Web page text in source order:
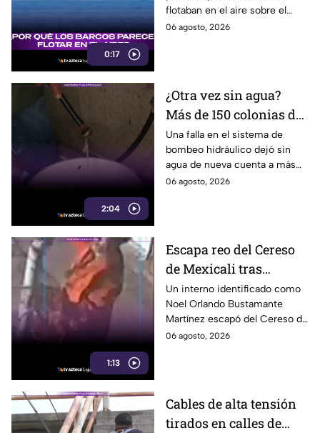
0:17
sociales
flotaban en el aire sobre el
mar, pero el fenómeno fue
06 agosto, 2026
2:04
¿Otra vez sin agua?
Más de 150 colonias de
Tijuana enfrentan
cortes por falla de
CESPT
Una falla en el sistema de
bombeo hidráulico dejó sin
agua de nueva cuenta a más
de 150 colonias de Tijuana,
06 agosto, 2026
1:13
Escapa reo del Cereso
de Mexicali tras
audiencia inicial; fue
localizado horas
después
Un interno identificado como
Noel Orlando Bustamante
Martínez escapó del Cereso de
Mexicali tras una audiencia
06 agosto, 2026
Cables de alta tensión
tirados en calles de